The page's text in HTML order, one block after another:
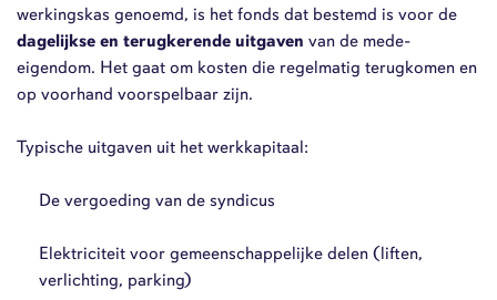
werkingskas genoemd, is het fonds dat bestemd is voor de
dagelijkse en terugkerende uitgaven van de mede-
eigendom. Het gaat om kosten die regelmatig terugkomen en
op voorhand voorspelbaar zijn.
Typische uitgaven uit het werkkapitaal:
De vergoeding van de syndicus
Elektriciteit voor gemeenschappelijke delen (liften,
verlichting, parking)